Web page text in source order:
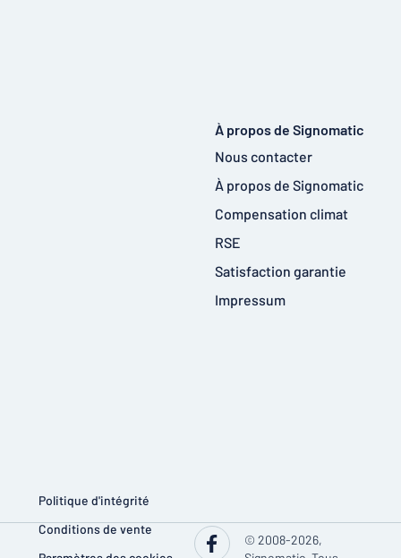
À propos de Signomatic
Nous contacter
À propos de Signomatic
Compensation climat
RSE
Satisfaction garantie
Impressum
Politique d'intégrité
Conditions de vente
© 2008-2026,